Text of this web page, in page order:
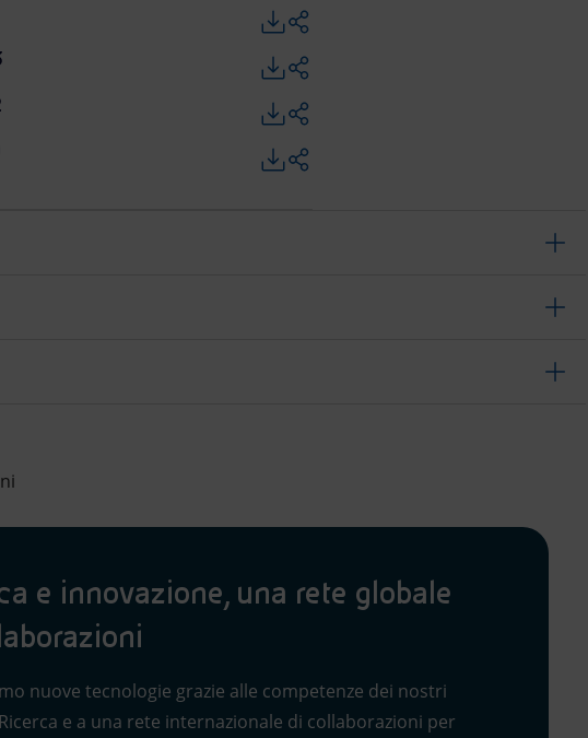
e innovazione, una rete globale
nuove tecnologie grazie alle competenze dei nostri
e a una rete internazionale di collaborazioni per